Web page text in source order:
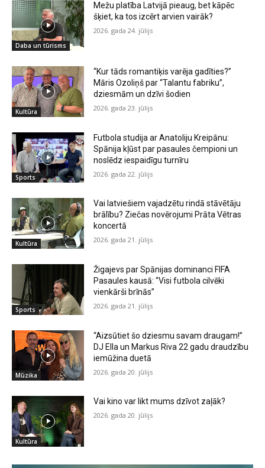
Daba un tūrisms
Mežu platība Latvijā pieaug, bet kāpēc
šķiet, ka tos izcērt arvien vairāk?
2026. gada 24. jūlijs
Kultūra
“Kur tāds romantiķis varēja gadīties?”
Māris Ozoliņš par “Talantu fabriku”,
dziesmām un dzīvi šodien
2026. gada 23. jūlijs
Sports
Futbola studija ar Anatoliju Kreipānu:
Spānija kļūst par pasaules čempioni un
noslēdz iespaidīgu turnīru
2026. gada 22. jūlijs
Kultūra
Vai latviešiem vajadzētu rindā stāvētāju
brālību? Ziečas novērojumi Prāta Vētras
koncertā
2026. gada 21. jūlijs
Sports
Žigajevs par Spānijas dominanci FIFA
Pasaules kausā: “Visi futbola cilvēki
vienkārši brīnās”
2026. gada 21. jūlijs
Mūzika
“Aizsūtiet šo dziesmu savam draugam!”
DJ Ella un Markus Riva 22 gadu draudzību
iemūžina duetā
2026. gada 20. jūlijs
Kultūra
Vai kino var likt mums dzīvot zaļāk?
2026. gada 20. jūlijs